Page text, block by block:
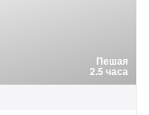
Пешая
2.5 часа